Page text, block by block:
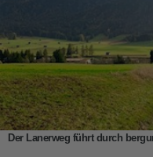
Der Lanerweg führt durch